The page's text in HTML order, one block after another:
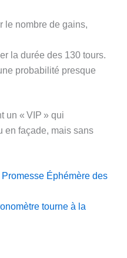
le nombre de gains,
la durée des 130 tours.
probabilité presque
un « VIP » qui
en façade, mais sans
Éphémère des
tourne à la